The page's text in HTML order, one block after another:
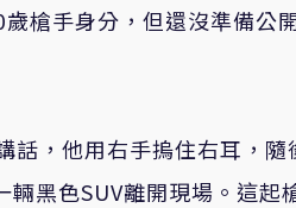
槍手身分，但還沒準備公
，他用右手摀住右耳，隨
黑色SUV離開現場。這起